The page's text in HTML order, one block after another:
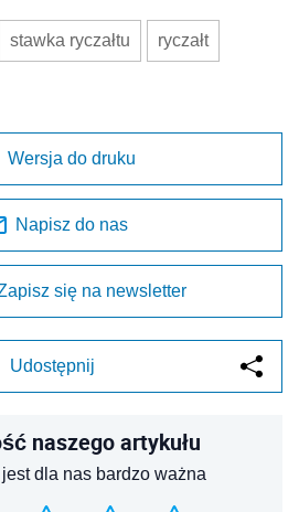
stawka ryczałtu ryczałt
Wersja do druku
Napisz do nas
się na newsletter
Udostępnij
naszego artykułu
dla nas bardzo ważna